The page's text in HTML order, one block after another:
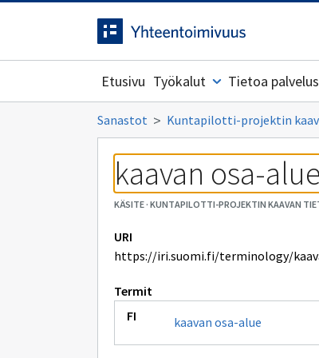
Siirrytty
Etusivu Työkalut Tietoa
Sanastot Kuntapilotti-projektin
kaavan osa-alue
KÄSITE· KUNTAPILOTTI-PROJEKTIN KAAVAN
URI
https://iri.suomi.fi/terminology/
Termit
kaavan osa-alue